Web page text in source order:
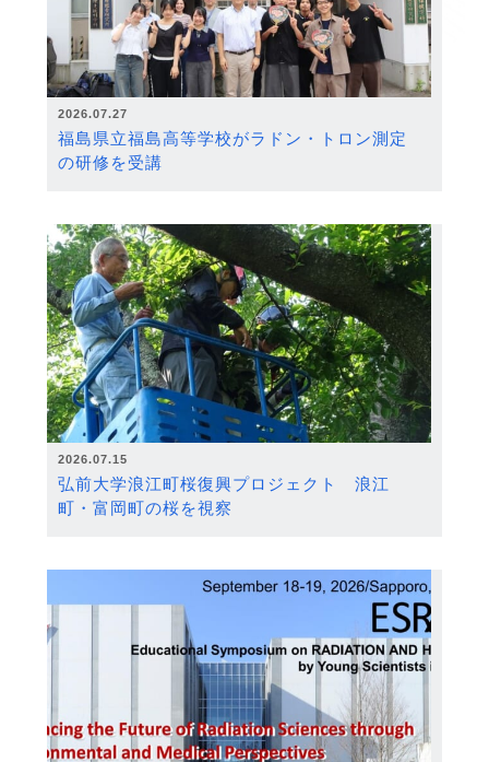
2026.07.27
福島県立福島高等学校がラドン・トロン測定
の研修を受講
2026.07.15
弘前大学浪江町桜復興プロジェクト 浪江
町・富岡町の桜を視察